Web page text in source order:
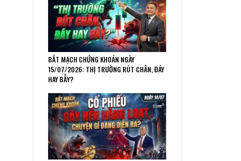
BẮT MẠCH CHỨNG KHOÁN NGÀY
15/07/2026: THỊ TRƯỜNG RÚT CHÂN, ĐÁY
HAY BẪY?